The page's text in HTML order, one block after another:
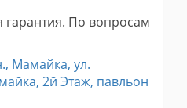
гарантия. По вопросам
Мамайка, ул.
2й Этаж, павльон